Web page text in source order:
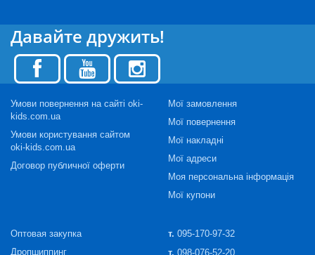
Давайте дружить!
Умови повернення на сайті oki-
kids.com.ua
Умови користування сайтом
oki-kids.com.ua
Договор публичної оферти
Мої замовлення
Мої повернення
Мої накладні
Мої адреси
Моя персональна інформація
Мої купони
Оптовая закупка
Дропшиппинг
т. 095-170-97-32
т. 098-076-52-20